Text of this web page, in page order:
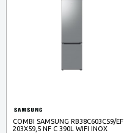
COMBI SAMSUNG RB38C603CS9/EF
203X59,5 NF C 390L WIFI INOX